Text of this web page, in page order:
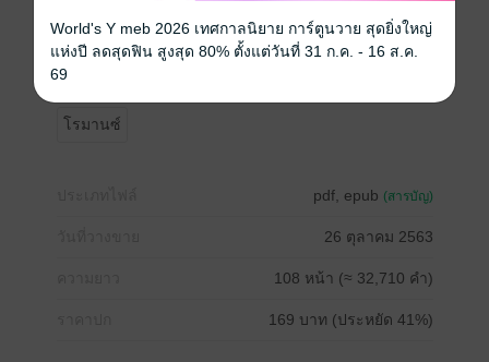
*เป็นโรมานซ์ฟีลกู๊ดสุขนิยม อ่านฟินๆ เพลินๆ นะคะ*
โรมานซ์
pdf, epub (สารบัญ)
26 ตุลาคม 2563
108 หน้า (≈ 32,710 คำ)
169 บาท (ประหยัด 41%)
World's Y meb 2026 เทศกาลนิยาย การ์ตูนวาย สุดยิ่งใหญ่
แห่งปี ลดสุดฟิน สูงสุด 80% ตั้งแต่วันที่ 31 ก.ค. - 16 ส.ค.
69